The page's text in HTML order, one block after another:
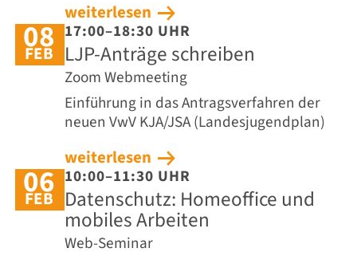
weiterlesen
08
FEB
17:00–18:30 UHR
LJP-Anträge schreiben
Zoom Webmeeting
Einführung in das Antragsverfahren der
neuen VwV KJA/JSA (Landesjugendplan)
weiterlesen
06
FEB
10:00–11:30 UHR
Datenschutz: Homeoffice und
mobiles Arbeiten
Web-Seminar